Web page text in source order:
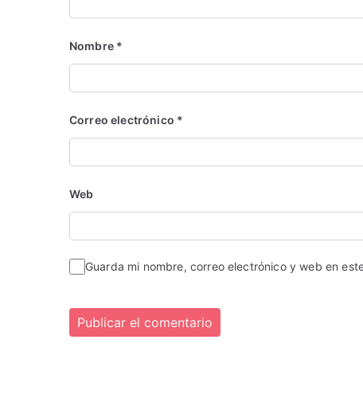
Nombre *
Correo electrónico *
Web
Guarda mi nombre, correo electrónico y web en